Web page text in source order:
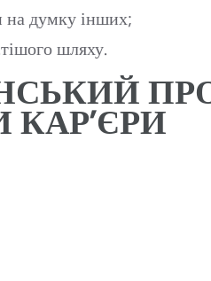
на думку інших;
шляху.